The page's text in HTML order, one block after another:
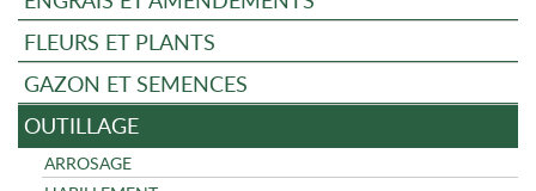
FLEURS ET PLANTS
GAZON ET SEMENCES
OUTILLAGE
ARROSAGE